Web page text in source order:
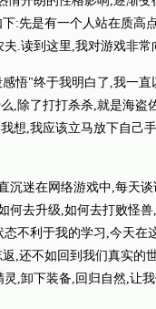
:先是有一个人站在质高
.读到这里,我对游戏非常
悟"终于我明白了,我一直
,除了打打杀杀,就是海盗
想,我应该立马放下自己
迷在网络游戏中,每天谈
何去升级,如何去打败怪
不利于我的学习,今天在
,还不如回到我们真实的
,卸下装备,回归自然,让